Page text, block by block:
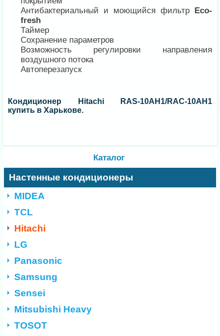
Антибактериальный и моющийся фильтр
Eco-
fresh
Таймер
Сохранение параметров
Возможность регулировки направления
воздушного потока
Автоперезапуск
Кондиционер Hitachi RAS-10AH1/RAC-10AH1
купить в Харькове.
Каталог
Настенные кондиционеры
MIDEA
TCL
Hitachi
LG
Panasonic
Samsung
Sensei
Mitsubishi Heavy
TOSOT